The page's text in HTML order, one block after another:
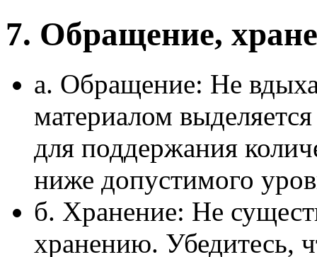
7. Обращение,
а. Обращение: Не
материалом
для поддержания
ниже допустимого
б. Хранение: Не
хранению. Убедитесь,